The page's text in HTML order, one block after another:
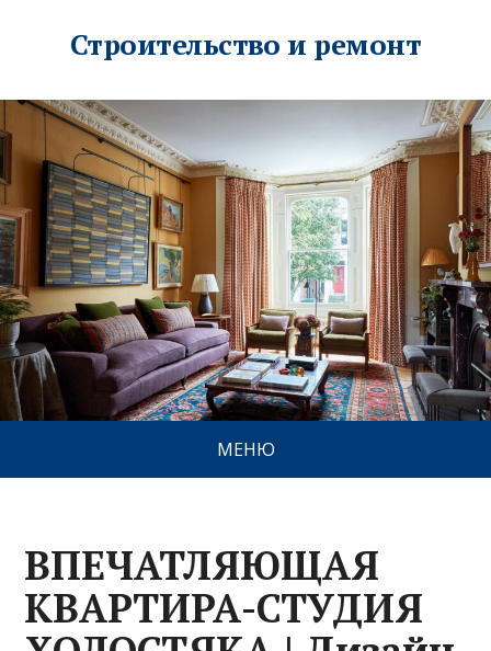
Строительство и ремонт
МЕНЮ
ВПЕЧАТЛЯЮЩАЯ
КВАРТИРА-СТУДИЯ